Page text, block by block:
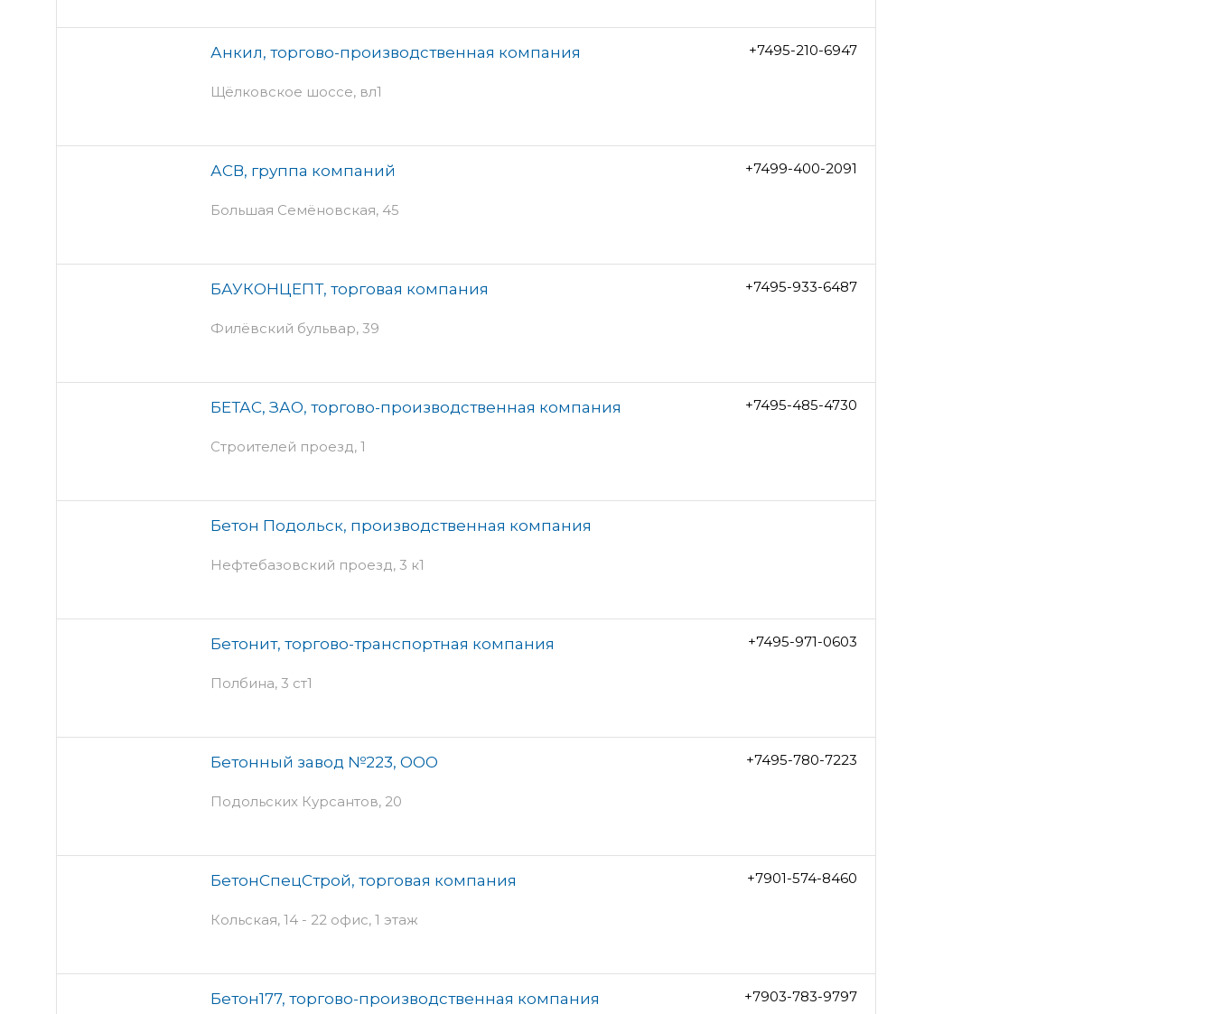
Анкил, торгово-производственная компания
Щёлковское шоссе, вл1
+7495-210-6947
АСВ, группа компаний
Большая Семёновская, 45
+7499-400-2091
БАУКОНЦЕПТ, торговая компания
Филёвский бульвар, 39
+7495-933-6487
БЕТАС, ЗАО, торгово-производственная компания
Строителей проезд, 1
+7495-485-4730
Бетон Подольск, производственная компания
Нефтебазовский проезд, 3 к1
Бетонит, торгово-транспортная компания
Полбина, 3 ст1
+7495-971-0603
Бетонный завод №223, ООО
Подольских Курсантов, 20
+7495-780-7223
БетонСпецСтрой, торговая компания
Кольская, 14 - 22 офис, 1 этаж
+7901-574-8460
Бетон177, торгово-производственная компания +7903-783-9797